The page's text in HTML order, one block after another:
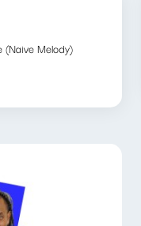
(Naive Melody)